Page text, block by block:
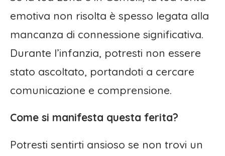
emotiva non risolta è spesso legata alla
mancanza di connessione significativa.
Durante l’infanzia, potresti non essere
stato ascoltato, portandoti a cercare
comunicazione e comprensione.
Come si manifesta questa ferita?
Potresti sentirti ansioso se non trovi un